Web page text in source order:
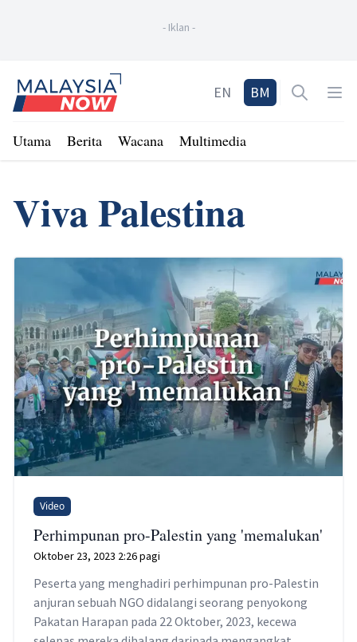
- Iklan -
Home
EN BM Open
Utama Berita Wacana Multimedia
Viva Palestina
Video
Perhimpunan pro-Palestin yang 'memalukan'
Oktober 23, 2023 2:26 pagi
Peserta yang menghadiri perhimpunan pro-Palestin
anjuran sebuah NGO didalangi seorang penyokong
Pakatan Harapan pada 22 Oktober, 2023, kecewa